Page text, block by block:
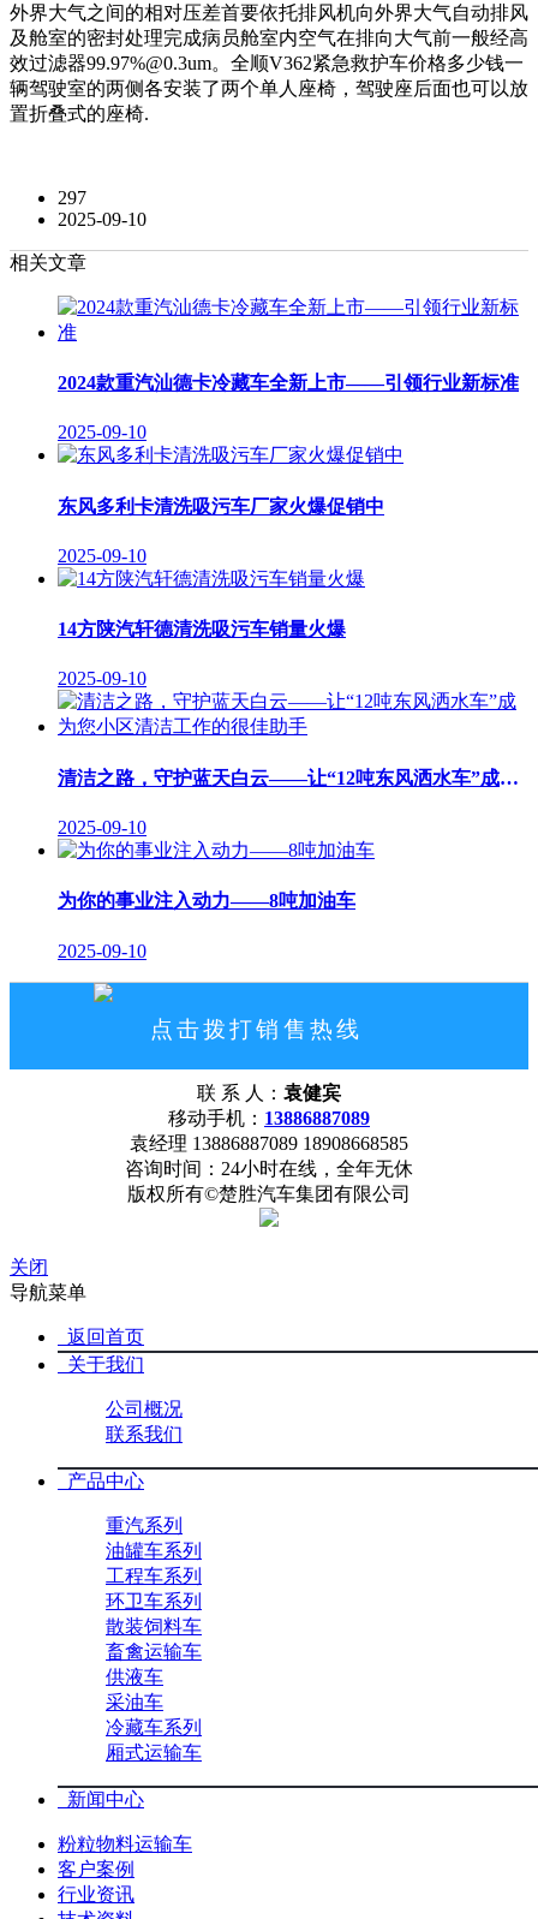
外界大气之间的相对压差首要依托排风机向外界大气自动排风
及舱室的密封处理完成病员舱室内空气在排向大气前一般经高
效过滤器99.97%@0.3um。全顺V362紧急救护车价格多少钱一
辆驾驶室的两侧各安装了两个单人座椅，驾驶座后面也可以放
置折叠式的座椅.
297
2025-09-10
相关文章
2024款重汽汕德卡冷藏车全新上市——引领行业新标准
2025-09-10
东风多利卡清洗吸污车厂家火爆促销中
2025-09-10
14方陕汽轩德清洗吸污车销量火爆
2025-09-10
清洁之路，守护蓝天白云——让“12吨东风洒水车”成为您小区清洁工作的很佳助手
2025-09-10
为你的事业注入动力——8吨加油车
2025-09-10
点击拨打销售热线
13886887089
公司概况
联 系 人： 袁健宾
移动手机： 13886887089
袁经理 13886887089 18908668585
咨询时间：24小时在线，全年无休
版权所有©楚胜汽车集团有限公司
关闭
导航菜单
返回首页
关于我们
公司概况
联系我们
产品中心
重汽系列
油罐车系列
工程车系列
环卫车系列
散装饲料车
畜禽运输车
供液车
采油车
冷藏车系列
厢式运输车
新闻中心
粉粒物料运输车
客户案例
行业资讯